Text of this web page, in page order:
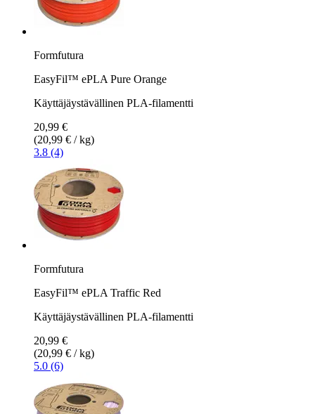
Formfutura
EasyFil™ ePLA Pure Orange
Käyttäjäystävällinen PLA-filamentti
20,99 €
(20,99 € / kg)
3.8 (4)
Formfutura
EasyFil™ ePLA Traffic Red
Käyttäjäystävällinen PLA-filamentti
20,99 €
(20,99 € / kg)
5.0 (6)